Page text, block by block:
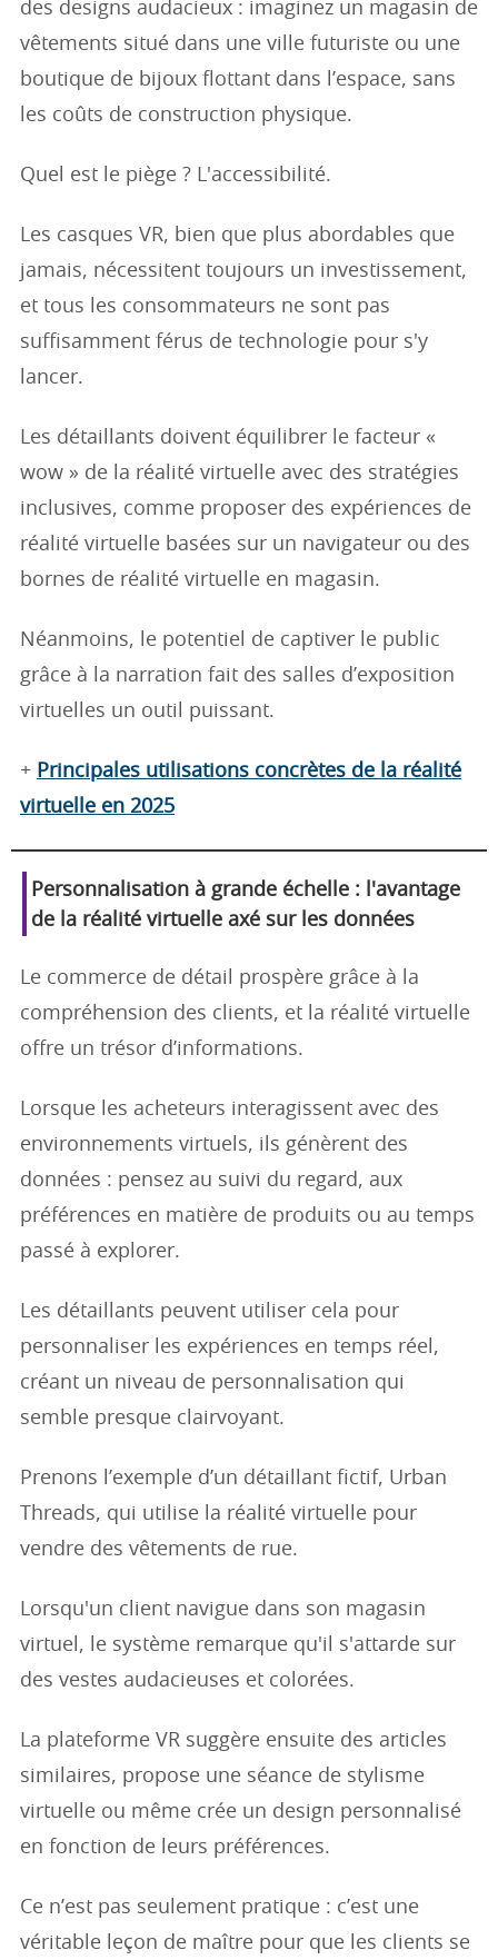
des designs audacieux : imaginez un magasin de
vêtements situé dans une ville futuriste ou une
boutique de bijoux flottant dans l’espace, sans
les coûts de construction physique.
Quel est le piège ? L'accessibilité.
Les casques VR, bien que plus abordables que
jamais, nécessitent toujours un investissement,
et tous les consommateurs ne sont pas
suffisamment férus de technologie pour s'y
lancer.
Les détaillants doivent équilibrer le facteur «
wow » de la réalité virtuelle avec des stratégies
inclusives, comme proposer des expériences de
réalité virtuelle basées sur un navigateur ou des
bornes de réalité virtuelle en magasin.
Néanmoins, le potentiel de captiver le public
grâce à la narration fait des salles d’exposition
virtuelles un outil puissant.
+ Principales utilisations concrètes de la réalité
virtuelle en 2025
Personnalisation à grande échelle : l'avantage
de la réalité virtuelle axé sur les données
Le commerce de détail prospère grâce à la
compréhension des clients, et la réalité virtuelle
offre un trésor d’informations.
Lorsque les acheteurs interagissent avec des
environnements virtuels, ils génèrent des
données : pensez au suivi du regard, aux
préférences en matière de produits ou au temps
passé à explorer.
Les détaillants peuvent utiliser cela pour
personnaliser les expériences en temps réel,
créant un niveau de personnalisation qui
semble presque clairvoyant.
Prenons l’exemple d’un détaillant fictif, Urban
Threads, qui utilise la réalité virtuelle pour
vendre des vêtements de rue.
Lorsqu'un client navigue dans son magasin
virtuel, le système remarque qu'il s'attarde sur
des vestes audacieuses et colorées.
La plateforme VR suggère ensuite des articles
similaires, propose une séance de stylisme
virtuelle ou même crée un design personnalisé
en fonction de leurs préférences.
Ce n’est pas seulement pratique : c’est une
véritable leçon de maître pour que les clients se